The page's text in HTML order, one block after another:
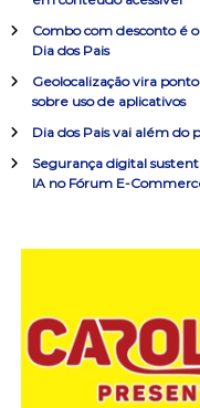
d
P
r
o
:
Combo com desconto é
Dia dos Pais
Geolocalização vira
sobre uso de aplicativos
Dia dos Pais vai além
Segurança digital
IA no Fórum E-